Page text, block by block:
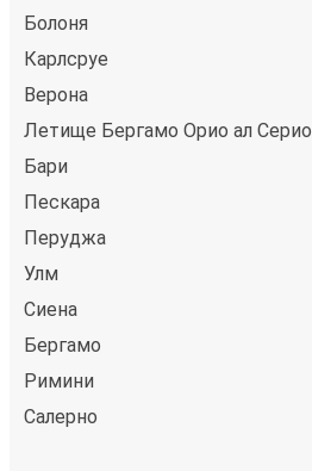
Болоня
Карлсруе
Верона
Летище Бергамо Орио ал Серио
Бари
Пескара
Перуджа
Улм
Сиена
Бергамо
Римини
Салерно